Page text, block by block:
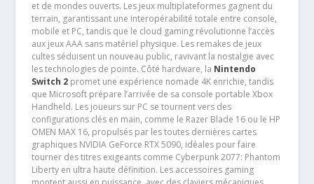
et de mondes ouverts. Les jeux multiplateformes gagnent du
terrain, garantissant une interopérabilité totale entre console,
mobile et PC, tandis que le cloud gaming révolutionne l’accès
aux jeux AAA sans matériel physique. Les remakes de jeux
cultes séduisent un nouveau public, ravivant la nostalgie avec
les technologies de pointe. Côté hardware, la Nintendo
Switch 2promet une expérience nomade 4K enrichie, tandis
que Microsoft prépare l’arrivée de sa console portable Xbox
Handheld. Les joueurs sur PC se tournent vers des
configurations clés en main, comme le Razer Blade 16 ou le HP
OMEN MAX 16, propulsés par les toutes dernières cartes
graphiques NVIDIA GeForce RTX 5090, idéales pour faire
tourner des titres exigeants comme Cyberpunk 2077: Phantom
Liberty en ultra haute définition. Les accessoires gaming